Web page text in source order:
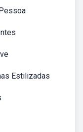
Estilizadas